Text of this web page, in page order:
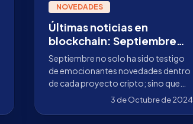
NOVEDADES
Últimas noticias en
blockchain: Septiembre
2024
Septiembre no solo ha sido testigo
de emocionantes novedades dentro
de cada proyecto cripto; sino que
hemos alcanzado hitos importantes
3 de Octubre de 2024